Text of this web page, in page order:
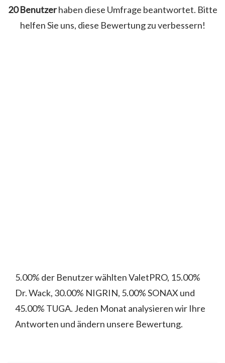
20 Benutzerhaben diese Umfrage beantwortet. Bitte
helfen Sie uns, diese Bewertung zu verbessern!
5.00% der Benutzer wählten ValetPRO, 15.00%
Dr. Wack, 30.00% NIGRIN, 5.00% SONAX und
45.00% TUGA. Jeden Monat analysieren wir Ihre
Antworten und ändern unsere Bewertung.